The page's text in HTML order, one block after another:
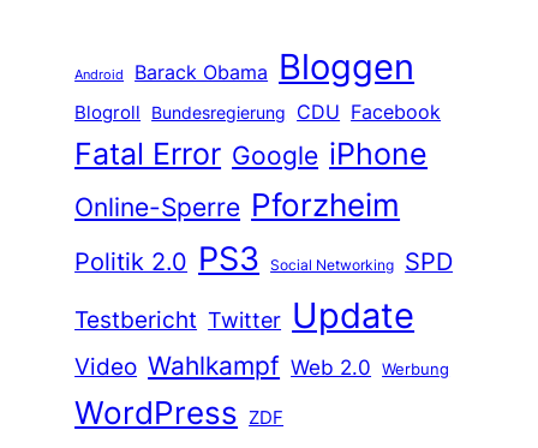
Android Barack Obama Bloggen
Blogroll Bundesregierung CDU Facebook
Fatal Error Google iPhone
Online-Sperre Pforzheim
Politik 2.0 PS3 Social Networking
SPD
Testbericht Twitter Update
Video Wahlkampf Web 2.0 Werbung
WordPress ZDF